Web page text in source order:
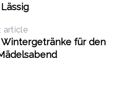
article
für den